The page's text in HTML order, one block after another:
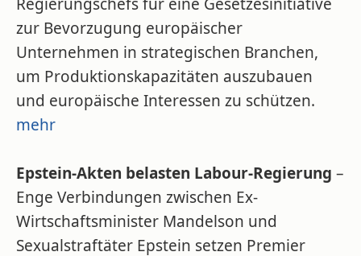
zur Bevorzugung europäischer
Unternehmen in strategischen Branchen,
um Produktionskapazitäten auszubauen
und europäische Interessen zu schützen.
mehr
Epstein-Akten belasten Labour-Regierung –
Enge Verbindungen zwischen Ex-
Wirtschaftsminister Mandelson und
Sexualstraftäter Epstein setzen Premier